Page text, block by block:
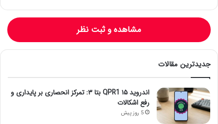
مشاهده و ثبت نظر
جدیدترین مقالات
اندروید ۱۵ QPR1 بتا ۳: تمرکز انحصاری بر پایداری و
رفع اشکالات
5 روز پیش